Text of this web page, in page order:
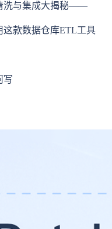
洗与集成大揭秘——
这款数据仓库ETL工具
写